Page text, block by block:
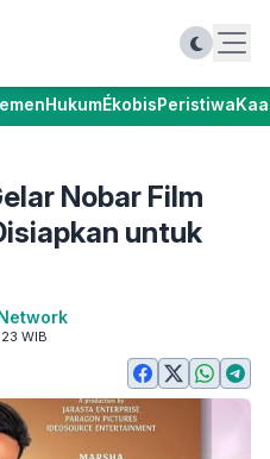
HukumÉkobisPeristiwa
Nobar Film
untuk
WIB